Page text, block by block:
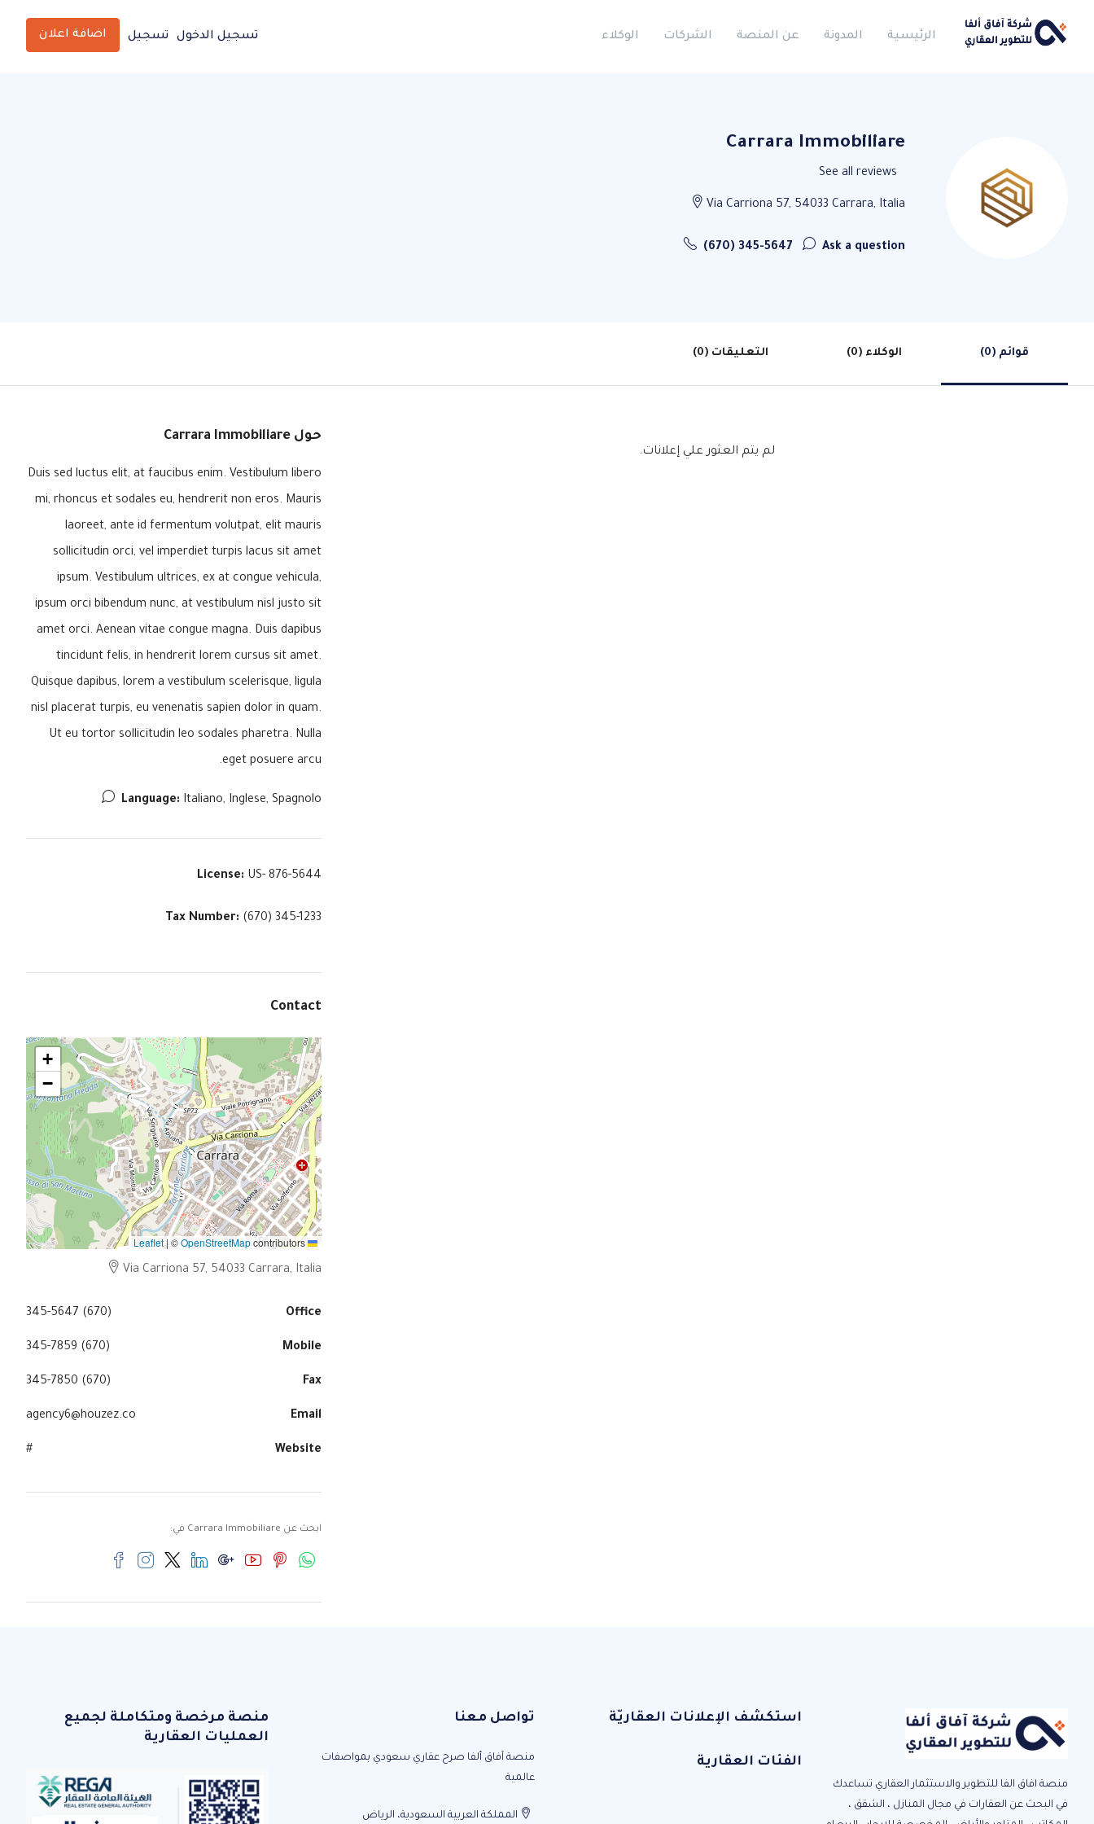
الرئيسية المدونة عن المنصة الشركات الوكلاء تسجيل الدخول تسجيل اضافة اعلان
Carrara Immobiliare
See all reviews
Via Carriona 57, 54033 Carrara, Italia
Ask a question
(670) 345-5647
قوائم (0) الوكلاء (0) التعليقات (0)
لم يتم العثور علي إعلانات.
حول Carrara Immobiliare
Duis sed luctus elit, at faucibus enim. Vestibulum libero
mi, rhoncus et sodales eu, hendrerit non eros. Mauris
laoreet, ante id fermentum volutpat, elit mauris
sollicitudin orci, vel imperdiet turpis lacus sit amet
ipsum. Vestibulum ultrices, ex at congue vehicula,
ipsum orci bibendum nunc, at vestibulum nisl justo sit
amet orci. Aenean vitae congue magna. Duis dapibus
tincidunt felis, in hendrerit lorem cursus sit amet.
Quisque dapibus, lorem a vestibulum scelerisque, ligula
nisl placerat turpis, eu venenatis sapien dolor in quam.
Ut eu tortor sollicitudin leo sodales pharetra. Nulla
eget posuere arcu.
Language: Italiano, Inglese, Spagnolo
License: US- 876-5644
Tax Number: (670) 345-1233
Contact
+
−
|©OpenStreetMapcontributors
Via Carriona 57, 54033 Carrara, Italia
Office
(670) 345-5647
Mobile
(670) 345-7859
Fax
(670) 345-7850
Email
agency6@houzez.co
Website
#
ابحث عن Carrara Immobiliare في:
منصة افاق الفا للتطوير والاستثمار العقاري تساعدك
في البحث عن العقارات في مجال المنازل ، الشقق ،
استكشف الإعلانات العقاريّة
الفئات العقارية
تواصل معنا
منصة آفاق ألفا صرح عقاري سعودي بمواصفات
عالمية
المملكة العربية السعودية، الرياض
منصة مرخصة ومتكاملة لجميع
العمليات العقارية